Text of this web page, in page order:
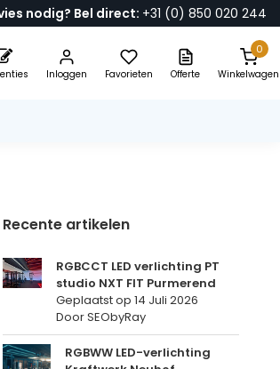
nodig? Bel direct: +31 (0) 850 020 244
Inloggen Favorieten Offerte
0
Winkelwagen
Recente artikelen
RGBCCT LED verlichting PT
studio NXT FIT Purmerend
Geplaatst op14 Juli 2026
Door SEObyRay
RGBWW LED-verlichting